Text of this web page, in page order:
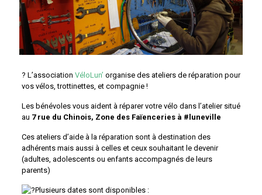
?‍ L’association VéloLun’ organise des ateliers de réparation pour
vos vélos, trottinettes, et compagnie !
Les bénévoles vous aident à réparer votre vélo dans l’atelier situé
au 7 rue du Chinois, Zone des Faïenceries à #luneville
Ces ateliers d’aide à la réparation sont à destination des
adhérents mais aussi à celles et ceux souhaitant le devenir
(adultes, adolescents ou enfants accompagnés de leurs
parents)
Plusieurs dates sont disponibles :